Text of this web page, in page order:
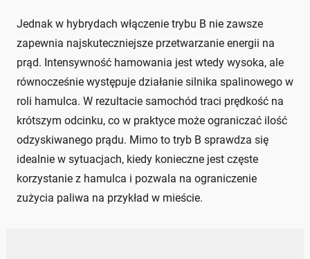
Jednak w hybrydach włączenie trybu B nie zawsze
zapewnia najskuteczniejsze przetwarzanie energii na
prąd. Intensywność hamowania jest wtedy wysoka, ale
równocześnie występuje działanie silnika spalinowego w
roli hamulca. W rezultacie samochód traci prędkość na
krótszym odcinku, co w praktyce może ograniczać ilość
odzyskiwanego prądu. Mimo to tryb B sprawdza się
idealnie w sytuacjach, kiedy konieczne jest częste
korzystanie z hamulca i pozwala na ograniczenie
zużycia paliwa na przykład w mieście.